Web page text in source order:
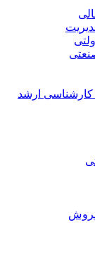
کارشناسی ارشد
فروش